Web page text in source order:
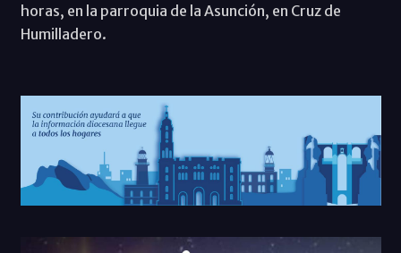
horas, en la parroquia de la Asunción, en Cruz de
Humilladero.